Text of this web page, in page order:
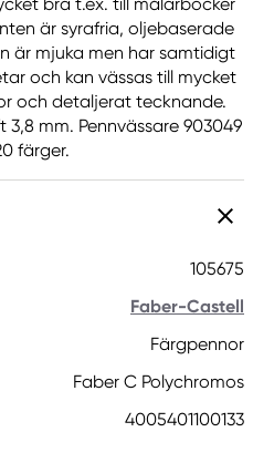
är syrafria, oljebaserade
är mjuka men har samtidigt
och kan vässas till mycket
och detaljerat tecknande.
3,8 mm. Pennvässare 903049
färger.
105675
Faber-Castell
Färgpennor
Faber C Polychromos
4005401100133